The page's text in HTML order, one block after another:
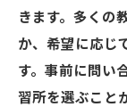
きます。多くの
か、希望に応じ
す。事前に問い
習所を選ぶこと